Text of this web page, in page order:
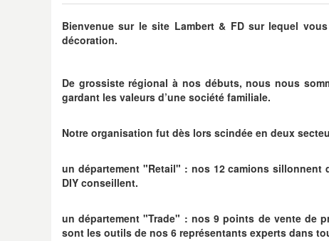
Bienvenue sur le site Lambert & FD sur lequel
décoration.
De grossiste régional à nos débuts, nous nous
gardant les valeurs d’une société familiale.
Notre organisation fut dès lors scindée en deux
un département "Retail" : nos 12 camions
DIY conseillent.
un département "Trade" : nos 9 points de vente de
sont les outils de nos 6 représentants experts dans